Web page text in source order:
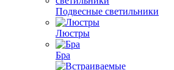
Подвесные светильники
Люстры
Бра